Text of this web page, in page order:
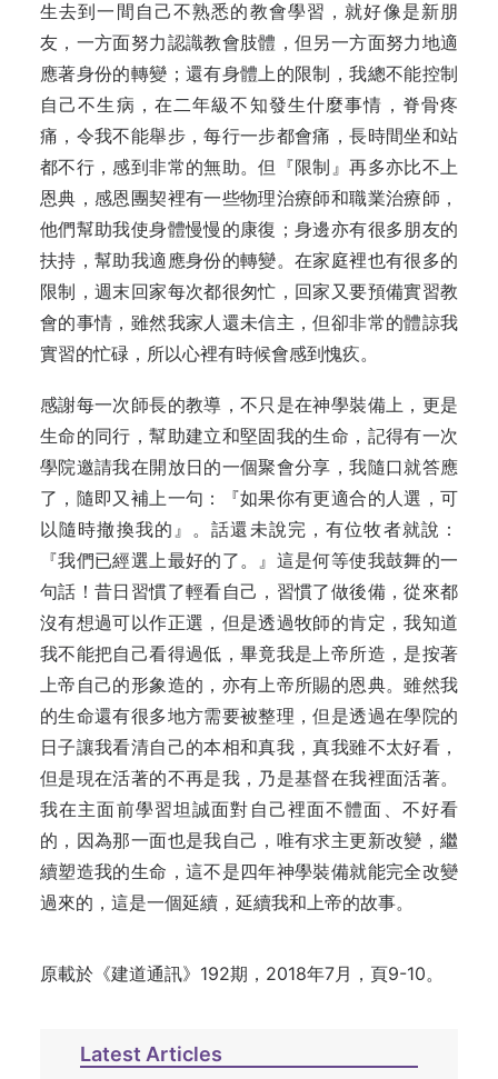
生去到一間自己不熟悉的教會學習，就好像是新朋
友，一方面努力認識教會肢體，但另一方面努力地適
應著身份的轉變；還有身體上的限制，我總不能控制
自己不生病，在二年級不知發生什麼事情，脊骨疼
痛，令我不能舉步，每行一步都會痛，長時間坐和站
都不行，感到非常的無助。但『限制』再多亦比不上
恩典，感恩團契裡有一些物理治療師和職業治療師，
他們幫助我使身體慢慢的康復；身邊亦有很多朋友的
扶持，幫助我適應身份的轉變。在家庭裡也有很多的
限制，週末回家每次都很匆忙，回家又要預備實習教
會的事情，雖然我家人還未信主，但卻非常的體諒我
實習的忙碌，所以心裡有時候會感到愧疚。
感謝每一次師長的教導，不只是在神學裝備上，更是
生命的同行，幫助建立和堅固我的生命，記得有一次
學院邀請我在開放日的一個聚會分享，我隨口就答應
了，隨即又補上一句：『如果你有更適合的人選，可
以隨時撤換我的』。話還未說完，有位牧者就說：
『我們已經選上最好的了。』這是何等使我鼓舞的一
句話！昔日習慣了輕看自己，習慣了做後備，從來都
沒有想過可以作正選，但是透過牧師的肯定，我知道
我不能把自己看得過低，畢竟我是上帝所造，是按著
上帝自己的形象造的，亦有上帝所賜的恩典。雖然我
的生命還有很多地方需要被整理，但是透過在學院的
日子讓我看清自己的本相和真我，真我雖不太好看，
但是現在活著的不再是我，乃是基督在我裡面活著。
我在主面前學習坦誠面對自己裡面不體面、不好看
的，因為那一面也是我自己，唯有求主更新改變，繼
續塑造我的生命，這不是四年神學裝備就能完全改變
過來的，這是一個延續，延續我和上帝的故事。
原載於《建道通訊》192期，2018年7月，頁9-10。
Latest Articles